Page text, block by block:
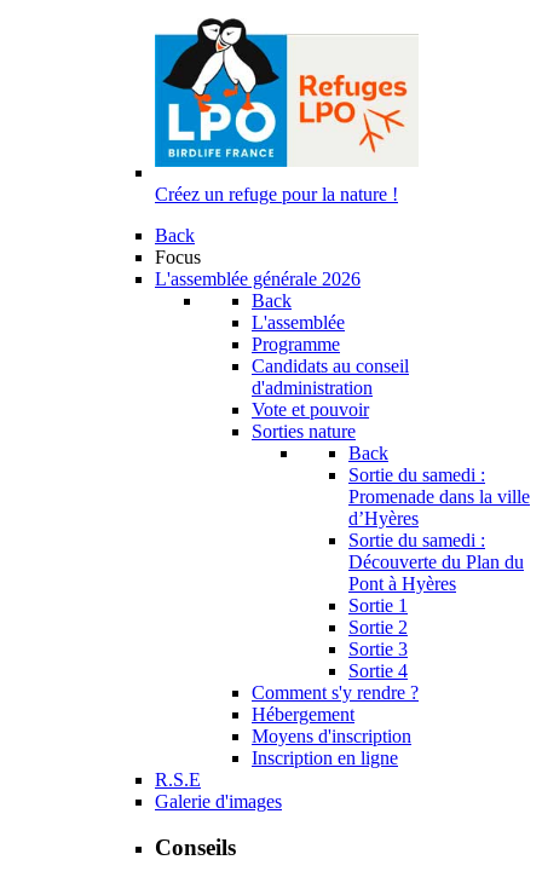
Créez un refuge pour la nature !
Back
Focus
L'assemblée générale 2026
Back
L'assemblée
Programme
Candidats au conseil
d'administration
Vote et pouvoir
Sorties nature
Back
Sortie du samedi :
Promenade dans la ville
d’Hyères
Sortie du samedi :
Découverte du Plan du
Pont à Hyères
Sortie 1
Sortie 2
Sortie 3
Sortie 4
Comment s'y rendre ?
Hébergement
Moyens d'inscription
Inscription en ligne
R.S.E
Galerie d'images
Conseils